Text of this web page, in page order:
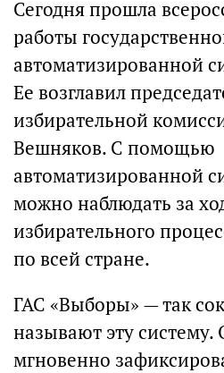
Сегодня прошла
работы
автоматизированной
Ее возглавил
избирательной
Вешняков. С помощью
автоматизированной
можно наблюдать за
избирательного
по всей стране.
ГАС «Выборы» — так
называют эту систему.
мгновенно